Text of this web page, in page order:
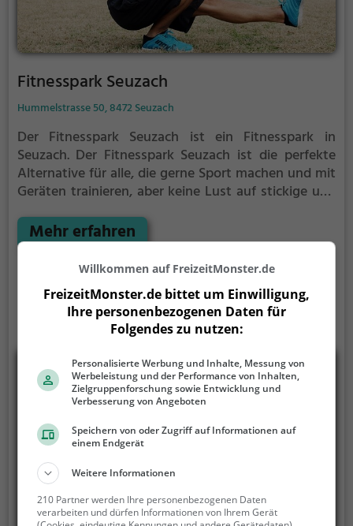
Fitnesspark Seuzach
Hummelstrasse 50, 8472 Seuzach
Der Fitnesspark Seuzach ist ein Fitnesspark in
Seuzach. Der Fitnesspark Seuzach ist die perfekte
Alternative für alle, die gerne Sport machen und mit
Geräten trainieren, aber keine Lust auf stickige und
Mehr erfahren
Willkommen auf FreizeitMonster.de
FreizeitMonster.de bittet um Einwilligung,
Ihre personenbezogenen Daten für
Folgendes zu nutzen:
Personalisierte Werbung und Inhalte, Messung von
Werbeleistung und der Performance von Inhalten,
Zielgruppenforschung sowie Entwicklung und
Verbesserung von Angeboten
Speichern von oder Zugriff auf Informationen auf
einem Endgerät
Weitere Informationen
210 Partner werden Ihre personenbezogenen Daten
verarbeiten und dürfen Informationen von Ihrem Gerät